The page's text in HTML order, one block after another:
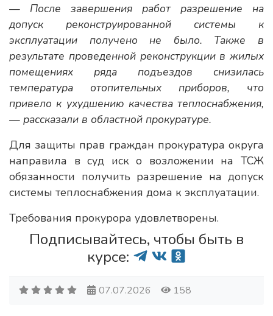
— После завершения работ разрешение на
допуск реконструированной системы к
эксплуатации получено не было. Также в
результате проведенной реконструкции в жилых
помещениях ряда подъездов снизилась
температура отопительных приборов, что
привело к ухудшению качества теплоснабжения,
— рассказали в областной прокуратуре.
Для защиты прав граждан прокуратура округа
направила в суд иск о возложении на ТСЖ
обязанности получить разрешение на допуск
системы теплоснабжения дома к эксплуатации.
Требования прокурора удовлетворены.
Подписывайтесь, чтобы быть в
курсе:
07.07.2026 158